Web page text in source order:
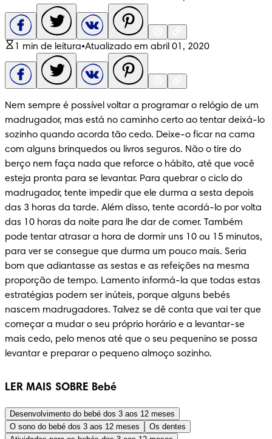
1 min de leitura•Atualizado em abril 01, 2020
Nem sempre é possível voltar a programar o relógio de um
madrugador, mas está no caminho certo ao tentar deixá-lo
sozinho quando acorda tão cedo. Deixe-o ficar na cama
com alguns brinquedos ou livros seguros. Não o tire do
berço nem faça nada que reforce o hábito, até que você
esteja pronta para se levantar. Para quebrar o ciclo do
madrugador, tente impedir que ele durma a sesta depois
das 3 horas da tarde. Além disso, tente acordá-lo por volta
das 10 horas da noite para lhe dar de comer. Também
pode tentar atrasar a hora de dormir uns 10 ou 15 minutos,
para ver se consegue que durma um pouco mais. Seria
bom que adiantasse as sestas e as refeições na mesma
proporção de tempo. Lamento informá-la que todas estas
estratégias podem ser inúteis, porque alguns bebés
nascem madrugadores. Talvez se dê conta que vai ter que
começar a mudar o seu próprio horário e a levantar-se
mais cedo, pelo menos até que o seu pequenino se possa
levantar e preparar o pequeno almoço sozinho.
LER MAIS SOBRE Bebé
Desenvolvimento do bebé dos 3 aos 12 meses
O sono do bebé dos 3 aos 12 meses
Os dentes